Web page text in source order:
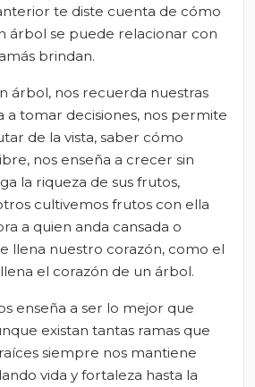
te diste cuenta de cómo
árbol se puede relacionar con
brindan.
árbol, nos recuerda nuestras
a tomar decisiones, nos permite
de la vista, saber cómo
nos enseña a crecer sin
la riqueza de sus frutos,
cultivemos frutos con ella
a quien anda cansada o
llena nuestro corazón, como el
el corazón de un árbol.
enseña a ser lo mejor que
existan tantas ramas que
siempre nos mantiene
vida y fortaleza hasta la